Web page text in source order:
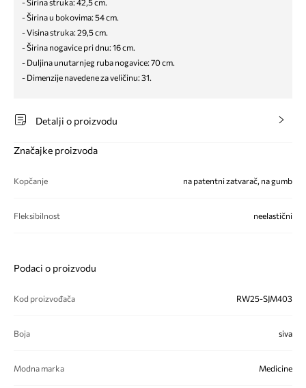
- Širina struka: 42,5 cm.
- Širina u bokovima: 54 cm.
- Visina struka: 29,5 cm.
- Širina nogavice pri dnu: 16 cm.
- Duljina unutarnjeg ruba nogavice: 70 cm.
- Dimenzije navedene za veličinu: 31.
Detalji o proizvodu
Značajke proizvoda
Kopčanje na patentni zatvarač, na gumb
Fleksibilnost neelastični
Podaci o proizvodu
Kod proizvođača RW25-SJM403
Boja siva
Modna marka Medicine